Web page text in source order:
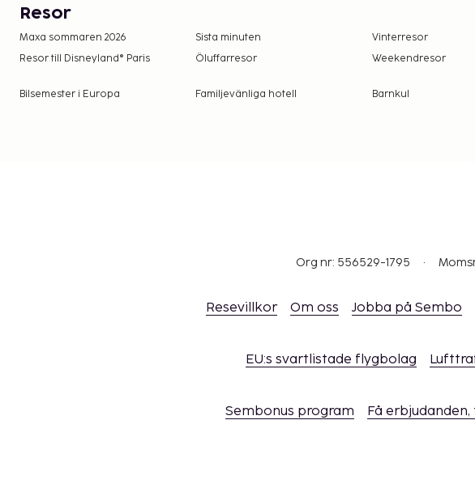
Resor
Maxa sommaren 2026 Sista minuten Vinterresor
Resor till Disneyland® Paris
Öluffarresor Weekendresor
Bilsemester i Europa Familjevänliga hotell Barnkul
Org nr: 556529-1795
Resevillkor Om oss Jobba på Sembo
EU:s svartlistade flygbolag
Sembonus program Få